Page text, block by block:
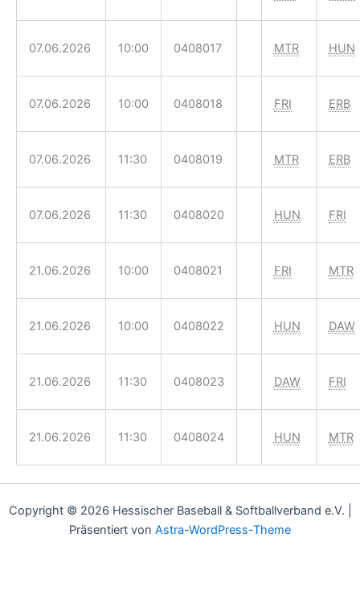
07.06.2026 10:00 0408017 MTR HUN
07.06.2026 10:00 0408018 FRI ERB
07.06.2026 11:30 0408019 MTR ERB
07.06.2026 11:30 0408020 HUN FRI
21.06.2026 10:00 0408021 FRI MTR
21.06.2026 10:00 0408022 HUN DAW
21.06.2026 11:30 0408023 DAW FRI
21.06.2026 11:30 0408024 HUN MTR
Copyright © 2026 Hessischer Baseball & Softballverband e.V. |
Präsentiert von Astra-WordPress-Theme